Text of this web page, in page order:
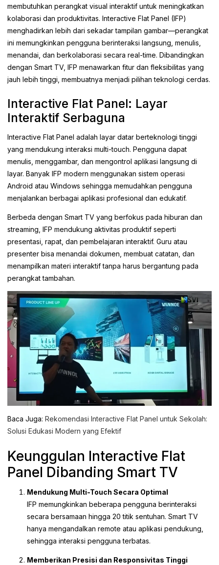
membutuhkan perangkat visual interaktif untuk meningkatkan
kolaborasi dan produktivitas. Interactive Flat Panel (IFP)
menghadirkan lebih dari sekadar tampilan gambar—perangkat
ini memungkinkan pengguna berinteraksi langsung, menulis,
menandai, dan berkolaborasi secara real-time. Dibandingkan
dengan Smart TV, IFP menawarkan fitur dan fleksibilitas yang
jauh lebih tinggi, membuatnya menjadi pilihan teknologi cerdas.
Interactive Flat Panel: Layar
Interaktif Serbaguna
Interactive Flat Panel adalah layar datar berteknologi tinggi
yang mendukung interaksi multi-touch. Pengguna dapat
menulis, menggambar, dan mengontrol aplikasi langsung di
layar. Banyak IFP modern menggunakan sistem operasi
Android atau Windows sehingga memudahkan pengguna
menjalankan berbagai aplikasi profesional dan edukatif.
Berbeda dengan Smart TV yang berfokus pada hiburan dan
streaming, IFP mendukung aktivitas produktif seperti
presentasi, rapat, dan pembelajaran interaktif. Guru atau
presenter bisa menandai dokumen, membuat catatan, dan
menampilkan materi interaktif tanpa harus bergantung pada
perangkat tambahan.
Baca Juga: Rekomendasi Interactive Flat Panel untuk Sekolah:
Solusi Edukasi Modern yang Efektif
Keunggulan Interactive Flat
Panel Dibanding Smart TV
Mendukung Multi-Touch Secara Optimal
IFP memungkinkan beberapa pengguna berinteraksi
secara bersamaan hingga 20 titik sentuhan. Smart TV
hanya mengandalkan remote atau aplikasi pendukung,
sehingga interaksi pengguna terbatas.
Memberikan Presisi dan Responsivitas Tinggi